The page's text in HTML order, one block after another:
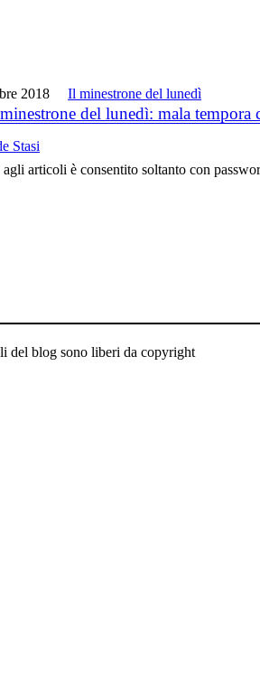
2018 Il minestrone del lunedì
del lunedì: mala tempora
Stasi
agli articoli è consentito soltanto con
del blog sono liberi da copyright